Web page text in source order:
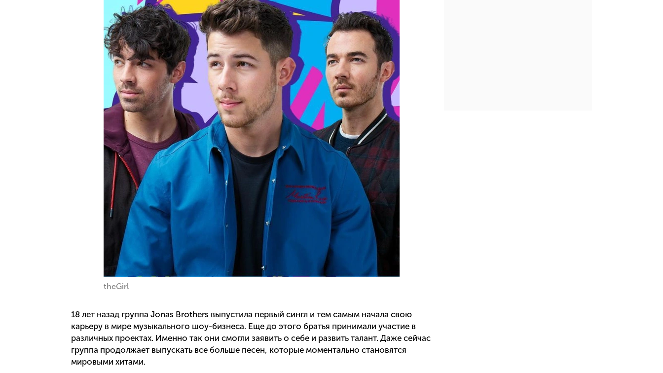
theGirl
18 лет назад группа Jonas Brothers выпустила первый сингл и тем самым начала свою
карьеру в мире музыкального шоу-бизнеса. Еще до этого братья принимали участие в
различных проектах. Именно так они смогли заявить о себе и развить талант. Даже сейчас
группа продолжает выпускать все больше песен, которые моментально становятся
мировыми хитами.